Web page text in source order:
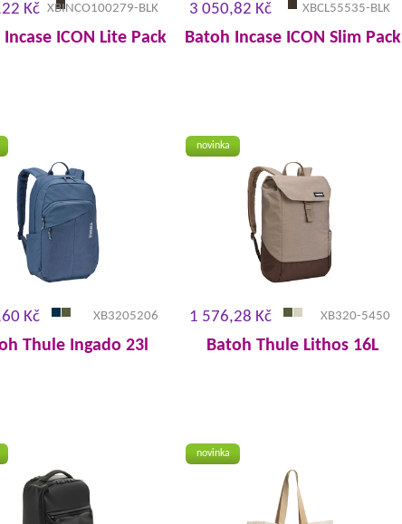
Kč XBINCO100279-BLK
ICON Lite Pack
3 050,82 Kč XBCL55535-BLK
Batoh Incase ICON Slim Pack
Kč XB3205206
Thule Ingado 23l
novinka
1 576,28 Kč XB320-5450
Batoh Thule Lithos 16L
novinka